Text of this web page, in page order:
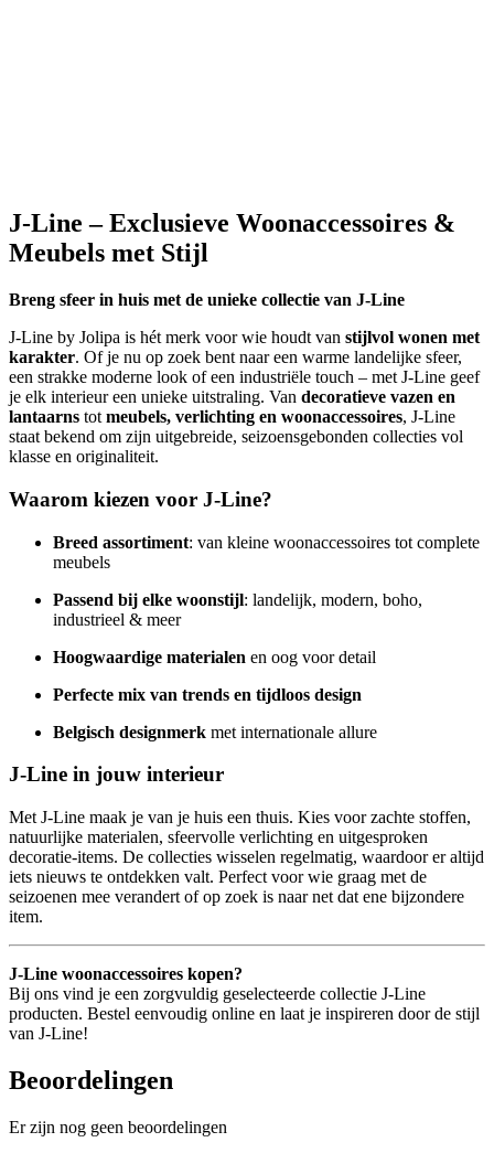
J-Line – Exclusieve Woonaccessoires &
Meubels met Stijl
Breng sfeer in huis met de unieke collectie van J-Line
J-Line by Jolipa is hét merk voor wie houdt van stijlvol wonen met
karakter. Of je nu op zoek bent naar een warme landelijke sfeer,
een strakke moderne look of een industriële touch – met J-Line geef
je elk interieur een unieke uitstraling. Van decoratieve vazen en
lantaarns tot meubels, verlichting en woonaccessoires, J-Line
staat bekend om zijn uitgebreide, seizoensgebonden collecties vol
klasse en originaliteit.
Waarom kiezen voor J-Line?
Breed assortiment: van kleine woonaccessoires tot complete
meubels
Passend bij elke woonstijl: landelijk, modern, boho,
industrieel & meer
Hoogwaardige materialen en oog voor detail
Perfecte mix van trends en tijdloos design
Belgisch designmerk met internationale allure
J-Line in jouw interieur
Met J-Line maak je van je huis een thuis. Kies voor zachte stoffen,
natuurlijke materialen, sfeervolle verlichting en uitgesproken
decoratie-items. De collecties wisselen regelmatig, waardoor er altijd
iets nieuws te ontdekken valt. Perfect voor wie graag met de
seizoenen mee verandert of op zoek is naar net dat ene bijzondere
item.
J-Line woonaccessoires kopen?
Bij ons vind je een zorgvuldig geselecteerde collectie J-Line
producten. Bestel eenvoudig online en laat je inspireren door de stijl
van J-Line!
Beoordelingen
Er zijn nog geen beoordelingen